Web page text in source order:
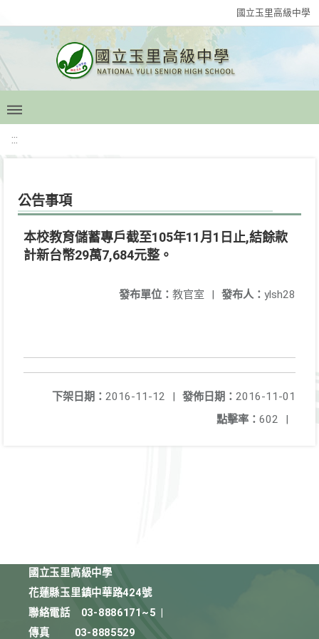
國立玉里高級中學
:::
公告事項
本校教育儲蓄專戶截至105年11月1日止,結餘款
計新台幣29萬7,684元整。
發布人： ylsh28
發布單位： 教官室 |
發佈日期： 2016-11-01
下架日期： 2016-11-12
|
點擊率： 602 |
國立玉里高級中學
花蓮縣玉里鎮中華路424號
聯絡電話
03-8886171~5
傳真
03-8885529